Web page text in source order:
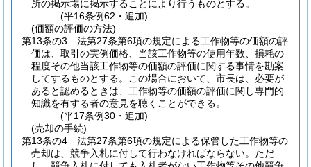
所の掲示場に掲示することにより行うものとする。
(平16条例62・追加)
(価額の評価の方法)
第13条の3
法第27条第6項の規定による工作物等の価額の評
価は、取引の実例価格、当該工作物等の使用年数、損耗の
程度その他当該工作物等の価額の評価に関する事情を勘案
してするものとする。
この場合において、市長は、必要が
あると認めるときは、工作物等の価額の評価に関し専門的
知識を有する者の意見を聴くことができる。
(平17条例30・追加)
(売却の手続)
第13条の4
法第27条第6項の規定による保管した工作物等の
売却は、競争入札に付して行わなければならない。 ただ